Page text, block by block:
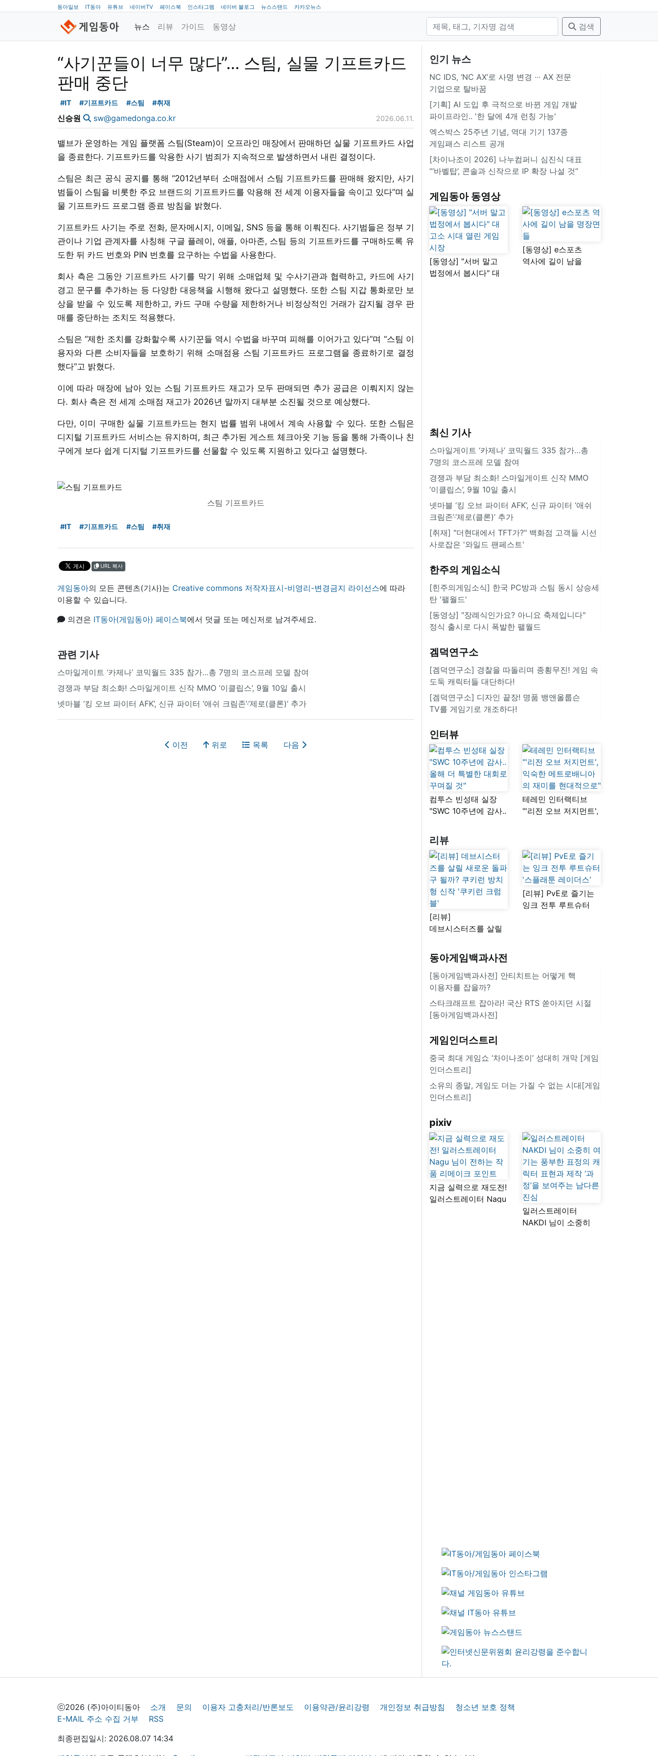
동아일보 IT동아 유튜브 네이버TV 페이스북 인스타그램 네이버 블로그 뉴스스탠드 카카오뉴스
뉴스 리뷰 가이드 동영상 검색
“사기꾼들이 너무 많다”... 스팀, 실물 기프트카드
판매 중단
#IT #기프트카드 #스팀 #취재
신승원 sw@gamedonga.co.kr 2026.06.11.
밸브가 운영하는 게임 플랫폼 스팀(Steam)이 오프라인 매장에서 판매하던 실물 기프트카드 사업
을 종료한다. 기프트카드를 악용한 사기 범죄가 지속적으로 발생하면서 내린 결정이다.
스팀은 최근 공식 공지를 통해 “2012년부터 소매점에서 스팀 기프트카드를 판매해 왔지만, 사기
범들이 스팀을 비롯한 주요 브랜드의 기프트카드를 악용해 전 세계 이용자들을 속이고 있다”며 실
물 기프트카드 프로그램 종료 방침을 밝혔다.
기프트카드 사기는 주로 전화, 문자메시지, 이메일, SNS 등을 통해 이뤄진다. 사기범들은 정부 기
관이나 기업 관계자를 사칭해 구글 플레이, 애플, 아마존, 스팀 등의 기프트카드를 구매하도록 유
도한 뒤 카드 번호와 PIN 번호를 요구하는 수법을 사용한다.
회사 측은 그동안 기프트카드 사기를 막기 위해 소매업체 및 수사기관과 협력하고, 카드에 사기
경고 문구를 추가하는 등 다양한 대응책을 시행해 왔다고 설명했다. 또한 스팀 지갑 통화로만 보
상을 받을 수 있도록 제한하고, 카드 구매 수량을 제한하거나 비정상적인 거래가 감지될 경우 판
매를 중단하는 조치도 적용했다.
스팀은 “제한 조치를 강화할수록 사기꾼들 역시 수법을 바꾸며 피해를 이어가고 있다”며 “스팀 이
용자와 다른 소비자들을 보호하기 위해 소매점용 스팀 기프트카드 프로그램을 종료하기로 결정
했다”고 밝혔다.
이에 따라 매장에 남아 있는 스팀 기프트카드 재고가 모두 판매되면 추가 공급은 이뤄지지 않는
다. 회사 측은 전 세계 소매점 재고가 2026년 말까지 대부분 소진될 것으로 예상했다.
다만, 이미 구매한 실물 기프트카드는 현지 법률 범위 내에서 계속 사용할 수 있다. 또한 스팀은
디지털 기프트카드 서비스는 유지하며, 최근 추가된 게스트 체크아웃 기능 등을 통해 가족이나 친
구에게 보다 쉽게 디지털 기프트카드를 선물할 수 있도록 지원하고 있다고 설명했다.
스팀 기프트카드
#IT #기프트카드 #스팀 #취재
URL 복사
게임동아의 모든 콘텐츠(기사)는 Creative commons 저작자표시-비영리-변경금지 라이선스에 따라
이용할 수 있습니다.
의견은 IT동아(게임동아) 페이스북에서 덧글 또는 메신저로 남겨주세요.
관련 기사
스마일게이트 ‘카제나’ 코믹월드 335 참가…총 7명의 코스프레 모델 참여
경쟁과 부담 최소화! 스마일게이트 신작 MMO ‘이클립스’, 9월 10일 출시
넷마블 ‘킹 오브 파이터 AFK’, 신규 파이터 ‘애쉬 크림존’·‘제로(클론)’ 추가
이전 위로 목록 다음
인기 뉴스
NC IDS, ‘NC AX’로 사명 변경 ∙∙∙ AX 전문
기업으로 탈바꿈
[기획] AI 도입 후 극적으로 바뀐 게임 개발
파이프라인.. '한 달에 4개 런칭 가능'
엑스박스 25주년 기념, 역대 기기 137종
게임패스 리스트 공개
[차이나조이 2026] 나누컴퍼니 심진식 대표
“‘바벨탑’, 콘솔과 신작으로 IP 확장 나설 것”
게임동아 동영상
[동영상] "서버 말고
법정에서 봅시다" 대
[동영상] e스포츠
역사에 길이 남을
최신 기사
스마일게이트 ‘카제나’ 코믹월드 335 참가…총
7명의 코스프레 모델 참여
경쟁과 부담 최소화! 스마일게이트 신작 MMO
‘이클립스’, 9월 10일 출시
넷마블 ‘킹 오브 파이터 AFK’, 신규 파이터 ‘애쉬
크림존’·‘제로(클론)’ 추가
[취재] "더현대에서 TFT가?" 백화점 고객들 시선
사로잡은 '와일드 팬페스트'
한주의 게임소식
[힌주의게임소식] 한국 PC방과 스팀 동시 상승세
탄 '팰월드'
[동영상] "장례식인가요? 아니요 축제입니다"
정식 출시로 다시 폭발한 팰월드
겜덕연구소
[겜덕연구소] 경찰을 따돌리며 종횡무진! 게임 속
도둑 캐릭터들 대단하다!
[겜덕연구소] 디자인 끝장! 명품 뱅앤올룹슨
TV를 게임기로 개조하다!
인터뷰
컴투스 빈성태 실장
"SWC 10주년에 감사..
꾸며질 것"
테레민 인터랙티브
"'리전 오브 저지먼트',
리뷰
[리뷰]
데브시스터즈를 살릴
쿠키런 방치형 신작
'쿠키런 크럼블'
[리뷰] PvE로 즐기는
잉크 전투 루트슈터
동아게임백과사전
[동아게임백과사전] 안티치트는 어떻게 핵
이용자를 잡을까?
스타크래프트 잡아라! 국산 RTS 쏟아지던 시절
[동아게임백과사전]
게임인더스트리
중국 최대 게임쇼 ‘차이나조이’ 성대히 개막 [게임
인더스트리]
소유의 종말, 게임도 더는 가질 수 없는 시대[게임
인더스트리]
pixiv
지금 실력으로 재도전!
일러스트레이터 Nagu
일러스트레이터
NAKDI 님이 소중히
ⓒ2026 (주)아이티동아 소개 문의 이용자 고충처리/반론보도 이용약관/윤리강령 개인정보 취급방침
청소년 보호 정책
E-MAIL 주소 수집 거부
RSS
최종편집일시: 2026.08.07 14:34